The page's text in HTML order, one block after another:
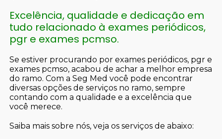
Excelência, qualidade e dedicação em
tudo relacionado à exames periódicos,
pgr e exames pcmso.
Se estiver procurando por exames periódicos, pgr e
exames pcmso, acabou de achar a melhor empresa
do ramo. Com a Seg Med você pode encontrar
diversas opções de serviços no ramo, sempre
contando com a qualidade e a excelência que
você merece.
Saiba mais sobre nós, veja os serviços de abaixo: